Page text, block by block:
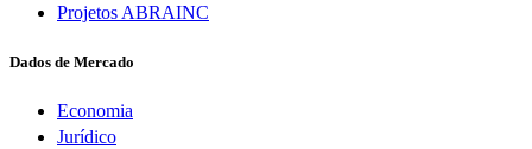
Projetos ABRAINC
Dados de Mercado
Economia
Jurídico